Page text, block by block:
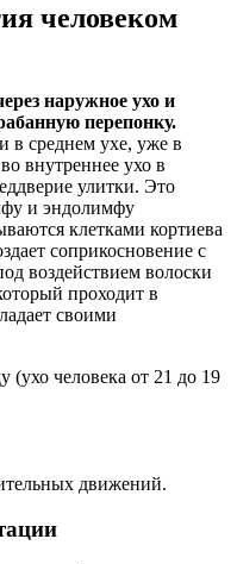
человеком
наружное ухо и
перепонку.
в среднем ухе, уже в
внутреннее ухо в
улитки. Это
и эндолимфу
клетками кортиева
соприкосновение с
воздействием волоски
проходит в
своими
(ухо человека от 21 до 19
движений.